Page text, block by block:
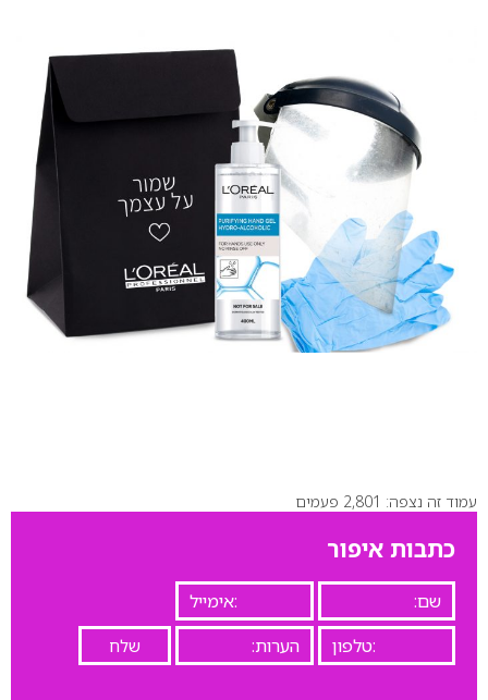
עמוד זה נצפה: 2,801 פעמים
כתבות איפור